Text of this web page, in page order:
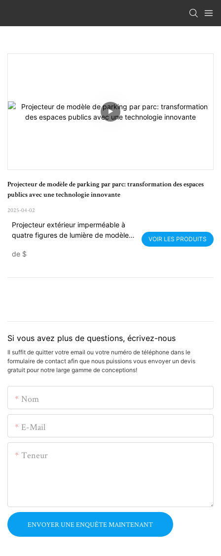
Projecteur de modèle de parking par parc: transformation des espaces
publics avec une technologie innovante
2025-04-02
Projecteur extérieur imperméable à
quatre figures de lumière de modèle
de $
VOIR LES PRODUITS
Si vous avez plus de questions, écrivez-nous
Il suffit de quitter votre email ou votre numéro de téléphone dans le
formulaire de contact afin que nous puissions vous envoyer un devis
gratuit pour notre large gamme de conceptions!
Nom
E-Mail
Teneur
ENVOYER UNE ENQUÊTE MAINTENANT